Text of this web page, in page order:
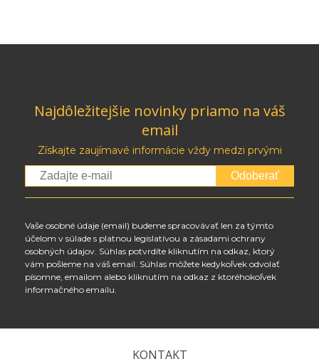
Najdôležitejšie novinky priamo na váš
email
Získajte zaujímavé informácie vždy medzi prvými
Odoberať
Vaše osobné údaje (email) budeme spracovávať len za týmto
účelom v súlade s platnou legislatívou a zásadami ochrany
osobných údajov. Súhlas potvrdíte kliknutím na odkaz, ktorý
vám pošleme na váš email. Súhlas môžete kedykoľvek odvolať
písomne, emailom alebo kliknutím na odkaz z ktoréhokoľvek
informačného emailu.
KONTAKT